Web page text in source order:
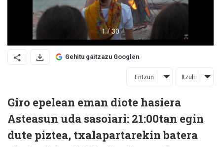
Gehitu gaitzazu Googlen
Entzun Itzuli
Giro epelean eman diote hasiera
Asteasun uda sasoiari: 21:00tan egin
dute piztea, txalapartarekin batera